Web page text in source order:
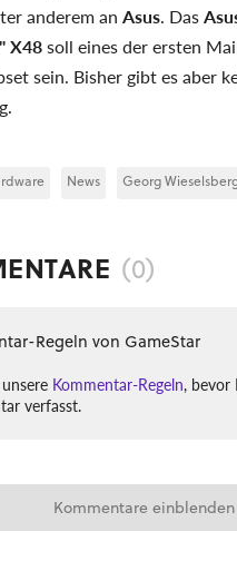
anderem an Asus. Das
X48soll eines der ersten
sein. Bisher gibt es aber
News Georg
(0)
Regeln von GameStar
Kommentar-Regeln, bevor
verfasst.
Kommentare einblenden